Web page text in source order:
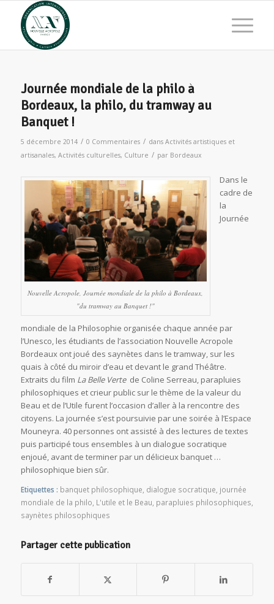
Journée mondiale de la philo à
Bordeaux, la philo, du tramway au
Banquet !
5 décembre 2014 / 0 Commentaires / dans Activités artistiques et
artisanales, Activités culturelles, Culture / par Bordeaux
Nouvelle Acropole, Journée mondiale de la philo à Bordeaux,
"du tramway au Banquet !"
Dans le
cadre de
la
Journée
mondiale de la Philosophie organisée chaque année par
l’Unesco, les étudiants de l’association Nouvelle Acropole
Bordeaux ont joué des saynètes dans le tramway, sur les
quais à côté du miroir d’eau et devant le grand Théâtre.
Extraits du film La Belle Vertede Coline Serreau, parapluies
philosophiques et crieur public sur le thème de la valeur du
Beau et de l’Utile furent l’occasion d’aller à la rencontre des
citoyens. La journée s’est poursuivie par une soirée à l’Espace
Mouneyra. 40 personnes ont assisté à des lectures de textes
puis participé tous ensembles à un dialogue socratique
enjoué, avant de terminer par un délicieux banquet …
philosophique bien sûr.
Etiquettes : banquet philosophique dialogue socratique journée
mondiale de la philo L'utile et le Beau parapluies philosophiques
saynètes philosophiques
Partager cette publication